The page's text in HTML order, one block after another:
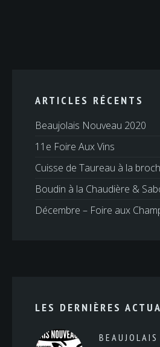
ARTICLES RÉCENTS
Beaujolais Nouveau 2020
11e Foire Aux Vins
Cuisse de Taureau à la
Boudin à la Chaudière &
Décembre – Foire aux
LES DERNIÈRES